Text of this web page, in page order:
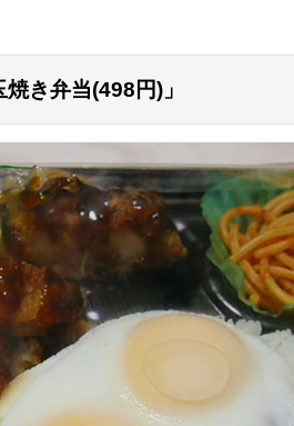
き弁当(498円)」